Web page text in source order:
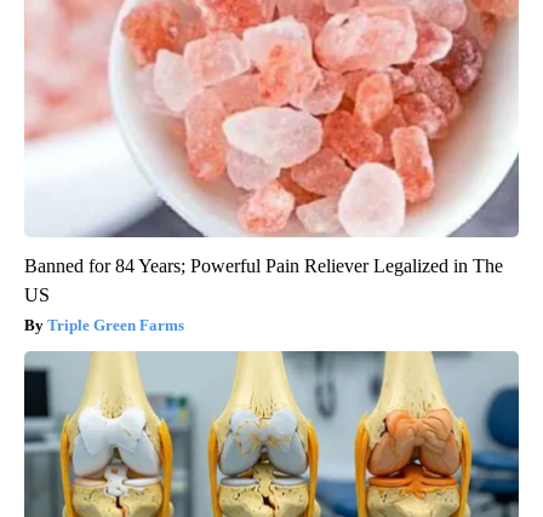
Banned for 84 Years; Powerful Pain Reliever Legalized in The
US
Triple Green Farms